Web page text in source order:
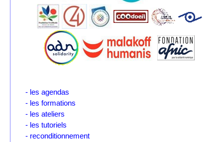
- les agendas
- les formations
- les ateliers
- les tutoriels
- reconditionnement